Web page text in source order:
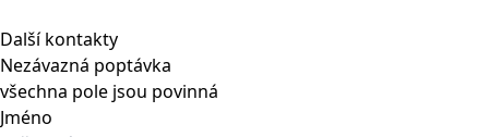
Další kontakty
Nezávazná poptávka
všechna pole jsou povinná
Jméno